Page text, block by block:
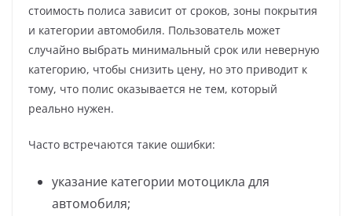
стоимость полиса зависит от сроков, зоны покрытия
и категории автомобиля. Пользователь может
случайно выбрать минимальный срок или неверную
категорию, чтобы снизить цену, но это приводит к
тому, что полис оказывается не тем, который
реально нужен.
Часто встречаются такие ошибки:
указание категории мотоцикла для
автомобиля;